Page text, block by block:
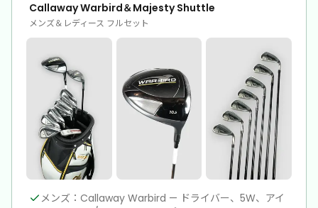
Callaway Warbird＆Majesty Shuttle
メンズ＆レディース フルセット
メンズ：Callaway Warbird — ドライバー、5W、アイ